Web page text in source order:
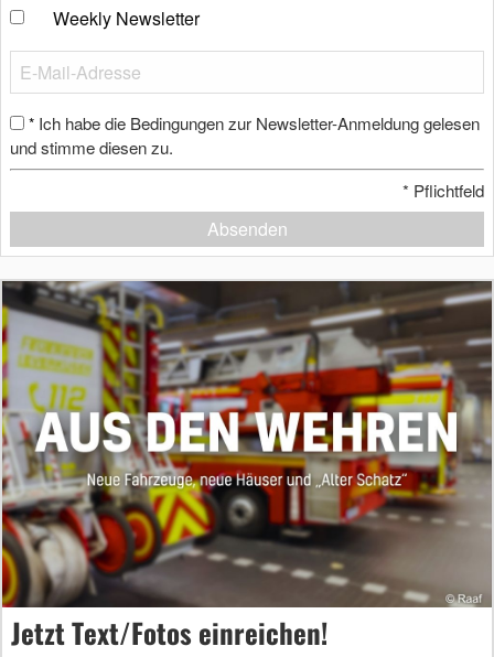
Weekly Newsletter
* Ich habe die Bedingungen zur Newsletter-Anmeldung gelesen
und stimme diesen zu.
* Pflichtfeld
Absenden
Jetzt Text/Fotos einreichen!